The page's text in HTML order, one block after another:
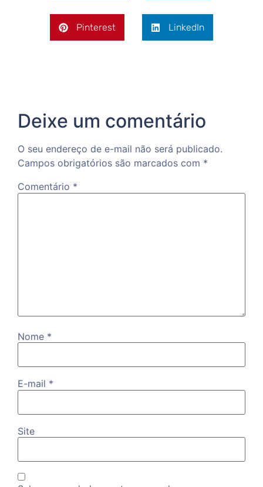
Pinterest LinkedIn
Deixe um comentário
O seu endereço de e-mail não será publicado.
Campos obrigatórios são marcados com *
Comentário *
Nome *
E-mail *
Site
Salvar meus dados neste navegador para a